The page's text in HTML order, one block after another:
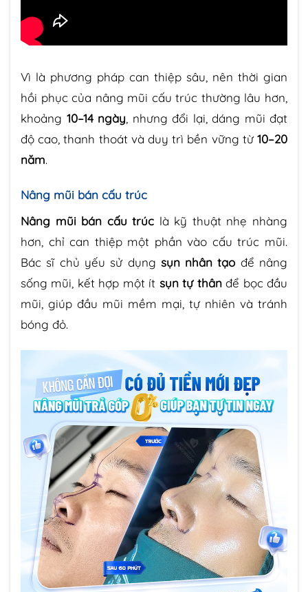
Vì là phương pháp can thiệp sâu, nên thời gian
hồi phục của nâng mũi cấu trúc thường lâu hơn,
khoảng 10–14 ngày, nhưng đổi lại, dáng mũi đạt
độ cao, thanh thoát và duy trì bền vững từ10–20
năm.
Nâng mũi bán cấu trúc
Nâng mũi bán cấu trúc là kỹ thuật nhẹ nhàng
hơn, chỉ can thiệp một phần vào cấu trúc mũi.
Bác sĩ chủ yếu sử dụng sụn nhân tạo để nâng
sống mũi, kết hợp một ít sụn tự thânđể bọc đầu
mũi, giúp đầu mũi mềm mại, tự nhiên và tránh
bóng đỏ.